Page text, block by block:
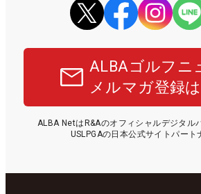
ALBAゴルフニ
メルマガ登録
ALBA NetはR&Aのオフィシャルデジタル
USLPGAの日本公式サイトパート